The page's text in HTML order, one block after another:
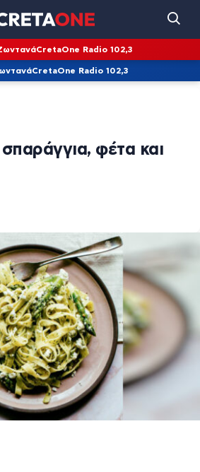
CretaOne Radio 102,3
CretaOne Radio 102,3
φέτα και